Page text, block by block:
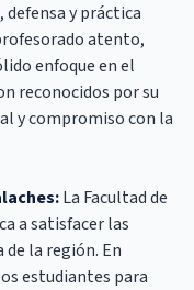
defensa y práctica
atento,
enfoque en el
reconocidos por su
y compromiso con la
La Facultad de
a satisfacer las
de la región. En
estudiantes para